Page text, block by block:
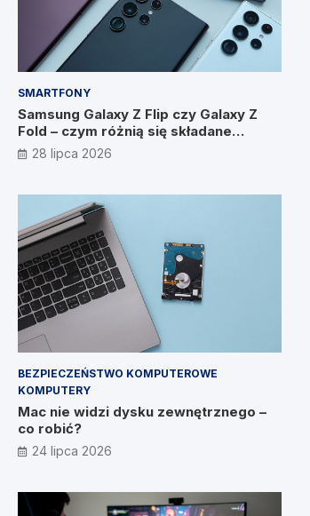
SMARTFONY
Samsung Galaxy Z Flip czy Galaxy Z
Fold – czym różnią się składane
smartfony?
28 lipca 2026
BEZPIECZEŃSTWO KOMPUTEROWE
KOMPUTERY
Mac nie widzi dysku zewnętrznego –
co robić?
24 lipca 2026